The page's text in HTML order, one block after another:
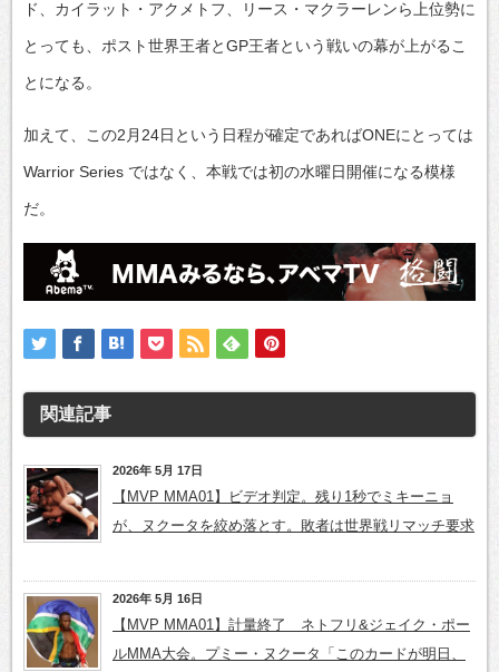
ド、カイラット・アクメトフ、リース・マクラーレンら上位勢に
とっても、ポスト世界王者とGP王者という戦いの幕が上がるこ
とになる。
加えて、この2月24日という日程が確定であればONEにとっては
Warrior Series ではなく、本戦では初の水曜日開催になる模様
だ。
関連記事
2026年 5月 17日
【MVP MMA01】ビデオ判定。残り1秒でミキーニョ
が、ヌクータを絞め落とす。敗者は世界戦リマッチ要求
2026年 5月 16日
【MVP MMA01】計量終了 ネトフリ&ジェイク・ポー
ルMMA大会。プミー・ヌクータ「このカードが明日、